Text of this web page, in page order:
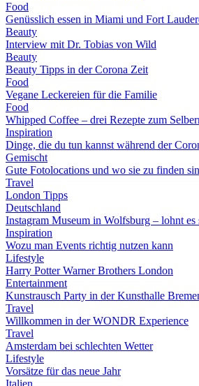
Food
Genüsslich essen in Miami und Fort
Beauty
Interview mit Dr. Tobias von Wild
Beauty
Beauty Tipps in der Corona Zeit
Food
Vegane Leckereien für die Familie
Food
Whipped Coffee – drei Rezepte zum
Inspiration
Dinge, die du tun kannst während der
Gemischt
Gute Fotolocations und wo sie zu finden
Travel
London Tipps
Deutschland
Instagram Museum in Wolfsburg – lohnt es
Inspiration
Wozu man Events richtig nutzen kann
Lifestyle
Harry Potter Warner Brothers London
Entertainment
Kunstrausch Party in der Kunsthalle
Travel
Willkommen in der WONDR Experience
Travel
Amsterdam bei schlechten Wetter
Lifestyle
Vorsätze für das neue Jahr
Italien